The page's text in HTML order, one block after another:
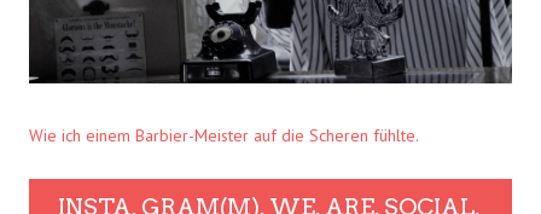
Wie ich einem Barbier-Meister auf die Scheren fühlte.
INSTA. GRAM(M). WE. ARE. SOCIAL.